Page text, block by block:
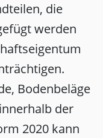
die
werden
Bodenbeläge
der
2020 kann